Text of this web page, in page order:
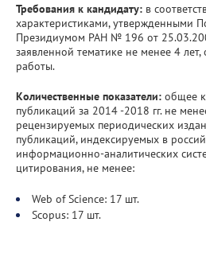
Требования к кандидату: в
характеристиками, утвержденными
Президиумом РАН № 196 от
заявленной тематике не менее 4
работы.
Количественные показатели: общее
публикаций за 2014 -2018 гг. не
рецензируемых периодических
публикаций, индексируемых в
информационно-аналитических
цитирования, не менее:
Web of Science: 17 шт.
Scopus: 17 шт.